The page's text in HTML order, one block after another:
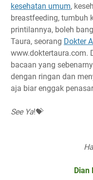
kesehatan umum,
breastfeeding, tumbuh
printilannya, boleh
Taura, seorang Dokter
www.doktertaura.com.
bacaan yang
dengan ringan dan
aja biar enggak
See Ya!💝
Dian